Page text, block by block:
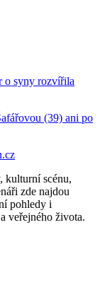
o syny rozvířila
(39) ani po
kulturní scénu,
zde najdou
pohledy i
veřejného života.